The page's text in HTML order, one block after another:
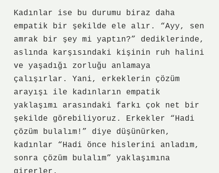
Kadınlar ise bu durumu biraz daha
empatik bir şekilde ele alır. “Ayy, sen
amrak bir şey mi yaptın?” dediklerinde,
aslında karşısındaki kişinin ruh halini
ve yaşadığı zorluğu anlamaya
çalışırlar. Yani, erkeklerin çözüm
arayışı ile kadınların empatik
yaklaşımı arasındaki farkı çok net bir
şekilde görebiliyoruz. Erkekler “Hadi
çözüm bulalım!” diye düşünürken,
kadınlar “Hadi önce hislerini anladım,
sonra çözüm bulalım” yaklaşımına